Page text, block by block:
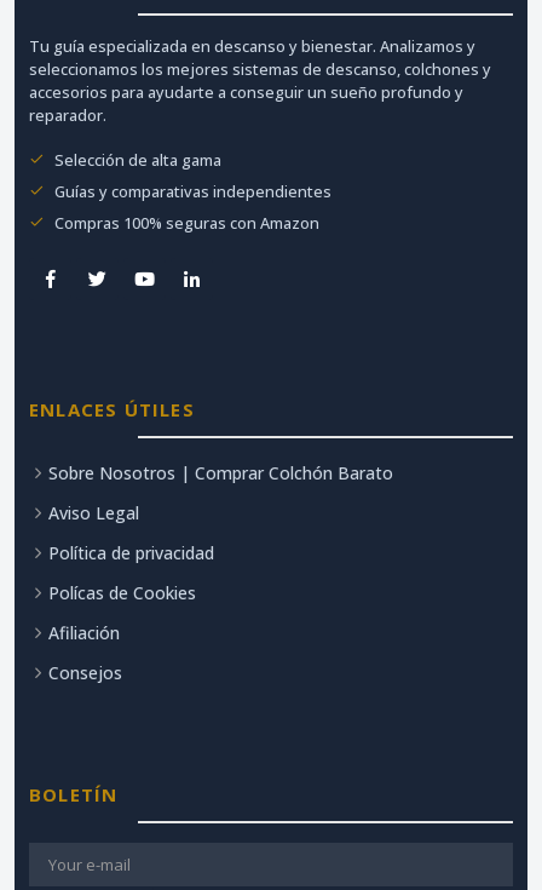
Tu guía especializada en descanso y bienestar. Analizamos y
seleccionamos los mejores sistemas de descanso, colchones y
accesorios para ayudarte a conseguir un sueño profundo y
reparador.
Selección de alta gama
Guías y comparativas independientes
Compras 100% seguras con Amazon
ENLACES ÚTILES
Sobre Nosotros | Comprar Colchón Barato
Aviso Legal
Política de privacidad
Polícas de Cookies
Afiliación
Consejos
BOLETÍN